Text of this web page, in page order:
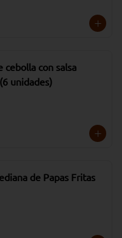
cebolla con salsa
unidades)
de Papas Fritas